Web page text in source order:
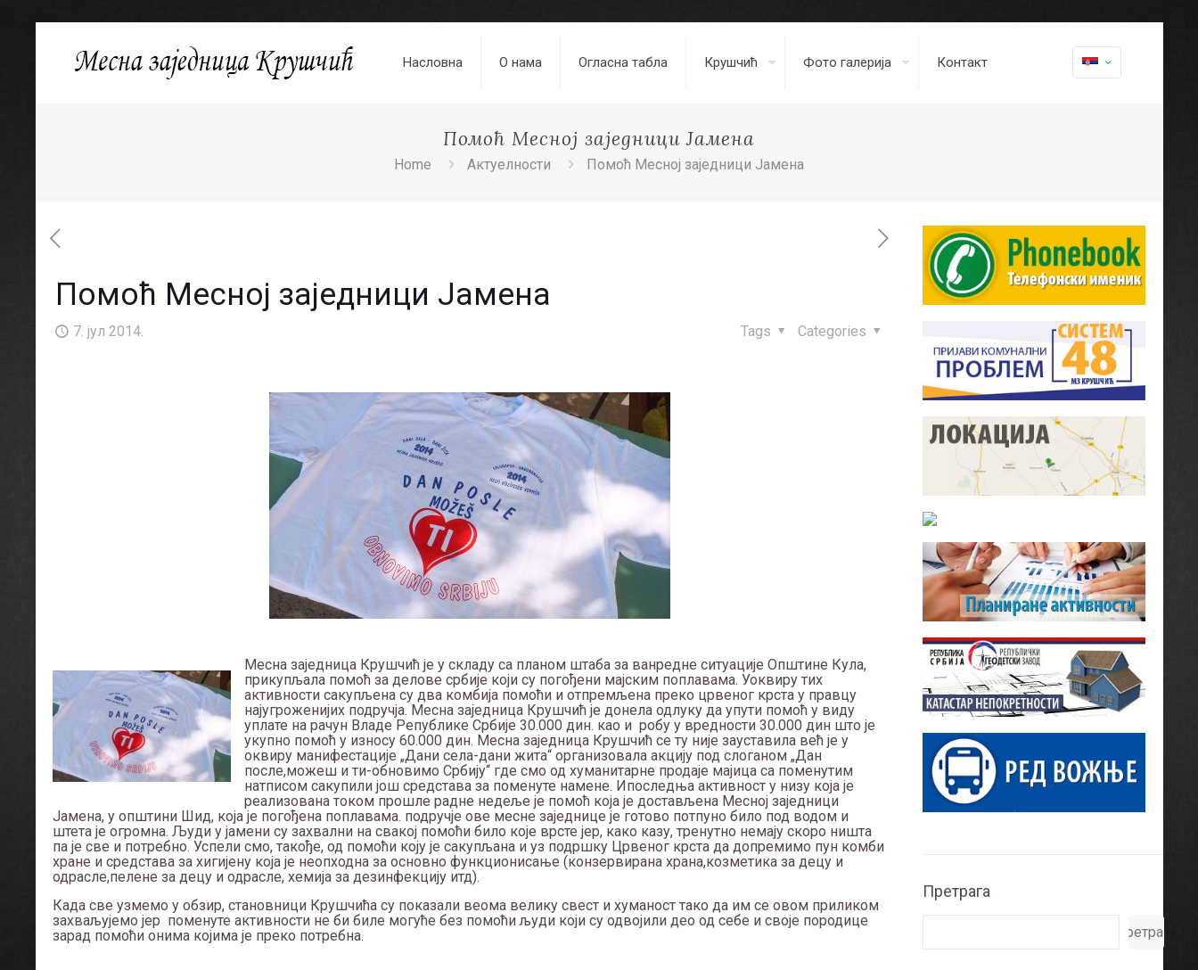
Насловна О нама Огласна табла Крушчић Фото галерија Контакт
Помоћ Месној заједници Јамена
Home Актуелности Помоћ Месној заједници Јамена
Помоћ Месној заједници Јамена
7. јул 2014. Categories
Tags
Месна заједница Крушчић је у складу са планом штаба за ванредне ситуације Општине Кула,
прикупљала помоћ за делове србије који су погођени мајским поплавама. Уоквиру тих
активности сакупљена су два комбија помоћи и отпремљена преко црвеног крста у правцу
најугроженијих подручја. Месна заједница Крушчић је донела одлуку да упути помоћ у виду
уплате на рачун Владе Републике Србије 30.000 дин. као и робу у вредности 30.000 дин што је
укупно помоћ у износу 60.000 дин. Месна заједница Крушчић се ту није зауставила већ је у
оквиру манифестације „Дани села-дани жита“ организовала акцију под слоганом „Дан
после,можеш и ти-обновимо Србију“ где смо од хуманитарне продаје мајица са поменутим
натписом сакупили још средстава за поменуте намене. Ипоследња активност у низу која је
реализована током прошле радне недеље је помоћ која је достављена Месној заједници
Јамена, у општини Шид, која је погођена поплавама. подручје ове месне заједнице је готово потпуно било под водом и
штета је огромна. Људи у јамени су захвални на свакој помоћи било које врсте јер, како казу, тренутно немају скоро ништа
па је све и потребно. Успели смо, такође, од помоћи коју је сакупљана и уз подршку Црвеног крста да допремимо пун комби
хране и средстава за хигијену која је неопходна за основно функционисање (конзервирана храна,козметика за децу и
одрасле,пелене за децу и одрасле, хемија за дезинфекцију итд).
Када све узмемо у обзир, становници Крушчића су показали веома велику свест и хуманост тако да им се овом приликом
захваљујемо јер поменуте активности не би биле могуће без помоћи људи који су одвојили део од себе и своје породице
зарад помоћи онима којима је преко потребна.
Претрага
Претрага